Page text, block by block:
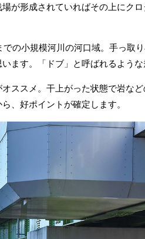
が形成されていればその上にク
の小規模河川の河口域。手っ取
ます。「ドブ」と呼ばれるような
ススメ。干上がった状態で岩な
、好ポイントが確定します。